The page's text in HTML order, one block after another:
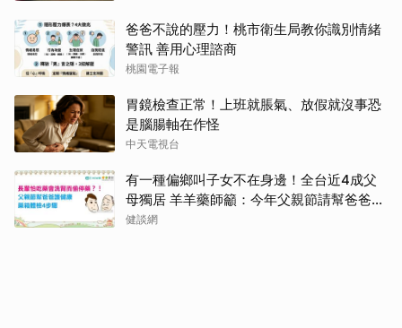
爸爸不說的壓力！桃市衛生局教你識別情緒
警訊 善用心理諮商
桃園電子報
胃鏡檢查正常！上班就脹氣、放假就沒事恐
是腦腸軸在作怪
中天電視台
有一種偏鄉叫子女不在身邊！全台近4成父
母獨居 羊羊藥師籲：今年父親節請幫爸爸讀
懂他的藥
健談網